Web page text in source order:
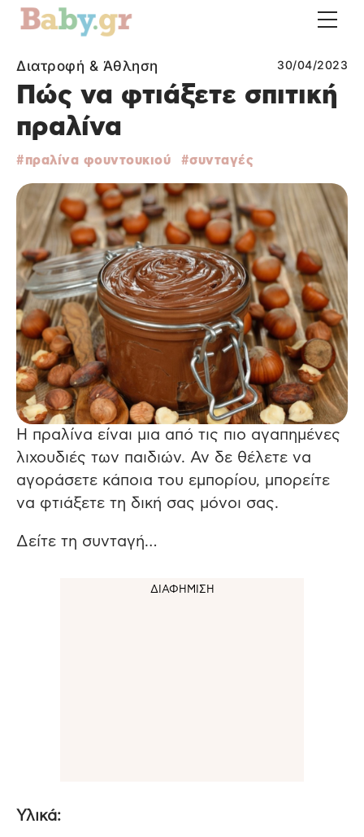
Διατροφή & Άθληση 30/04/2023
Πώς να φτιάξετε σπιτική
πραλίνα
πραλίνα φουντουκιού συνταγές
Η πραλίνα είναι μια από τις πιο αγαπημένες
λιχουδιές των παιδιών. Αν δε θέλετε να
αγοράσετε κάποια του εμπορίου, μπορείτε
να φτιάξετε τη δική σας μόνοι σας.
Δείτε τη συνταγή…
Υλικά: